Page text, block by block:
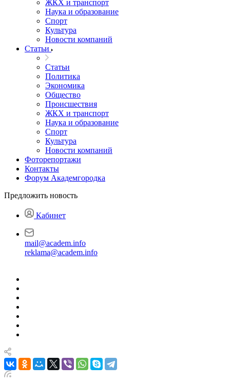
ЖКХ и транспорт
Наука и образование
Спорт
Культура
Новости компаний
Статьи
Статьи
Политика
Экономика
Общество
Происшествия
ЖКХ и транспорт
Наука и образование
Спорт
Культура
Новости компаний
Фоторепортажи
Контакты
Форум Академгородка
Предложить новость
Кабинет
mail@academ.info
reklama@academ.info